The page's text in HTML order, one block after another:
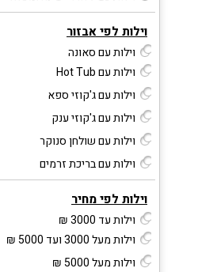
וילות לפי אבזור
וילות עם סאונה
וילות עם Hot Tub
וילות עם ג'קוזי ספא
וילות עם ג'קוזי ענק
וילות עם שולחן סנוקר
וילות עם בריכת זרמים
וילות לפי מחיר
וילות עד 3000 ₪
וילות מעל 3000 ועד 5000 ₪
וילות מעל 5000 ₪